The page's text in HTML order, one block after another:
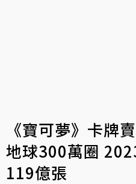
《寶可夢》卡牌
地球300萬圈
119億張